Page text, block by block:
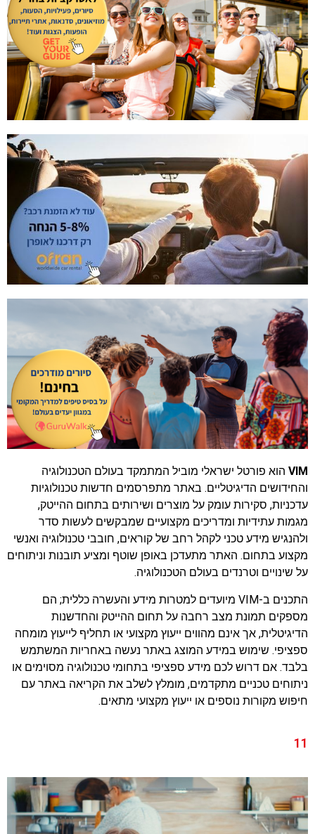
VIM הוא פורטל ישראלי מוביל המתמקד בעולם הטכנולוגיה
והחידושים הדיגיטליים. באתר מתפרסמים חדשות טכנולוגיות
עדכניות, סקירות עומק על מוצרים ושירותים בתחום ההייטק,
מגמות עתידיות ומדריכים מקצועיים שמבקשים לעשות סדר
ולהנגיש מידע טכני לקהל רחב של קוראים, חובבי טכנולוגיה ואנשי
מקצוע בתחום. האתר מתעדכן באופן שוטף ומציע תובנות וניתוחים
על שינויים וטרנדים בעולם הטכנולוגיה.
התכנים ב-VIM מיועדים למטרות מידע והעשרה כללית; הם
מספקים תמונת מצב רחבה על תחום ההייטק והחדשנות
הדיגיטלית, אך אינם מהווים ייעוץ מקצועי או תחליף לייעוץ מומחה
ספציפי. שימוש במידע המוצג באתר נעשה באחריות המשתמש
בלבד. אם דרוש לכם מידע ספציפי בתחומי טכנולוגיה מסוימים או
ניתוחים טכניים מתקדמים, מומלץ לשלב את הקריאה באתר עם
חיפוש מקורות נוספים או ייעוץ מקצועי מתאים.
11